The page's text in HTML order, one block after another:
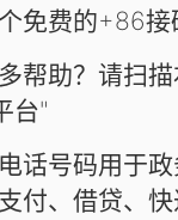
免费的+86接
帮助？请扫
台"
话号码用于
付、借贷、